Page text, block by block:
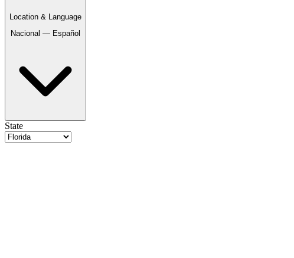
Location & Language
Nacional — Español
State